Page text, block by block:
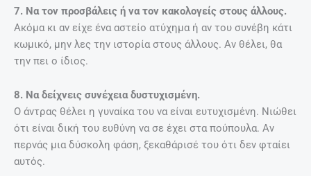
7. Να τον προσβάλεις ή να τον κακολογείς στους άλλους.
Ακόμα κι αν είχε ένα αστείο ατύχημα ή αν του συνέβη κάτι
κωμικό, μην λες την ιστορία στους άλλους. Αν θέλει, θα
την πει ο ίδιος.
8. Να δείχνεις συνέχεια δυστυχισμένη.
Ο άντρας θέλει η γυναίκα του να είναι ευτυχισμένη. Νιώθει
ότι είναι δική του ευθύνη να σε έχει στα πούπουλα. Αν
περνάς μια δύσκολη φάση, ξεκαθάρισέ του ότι δεν φταίει
αυτός.